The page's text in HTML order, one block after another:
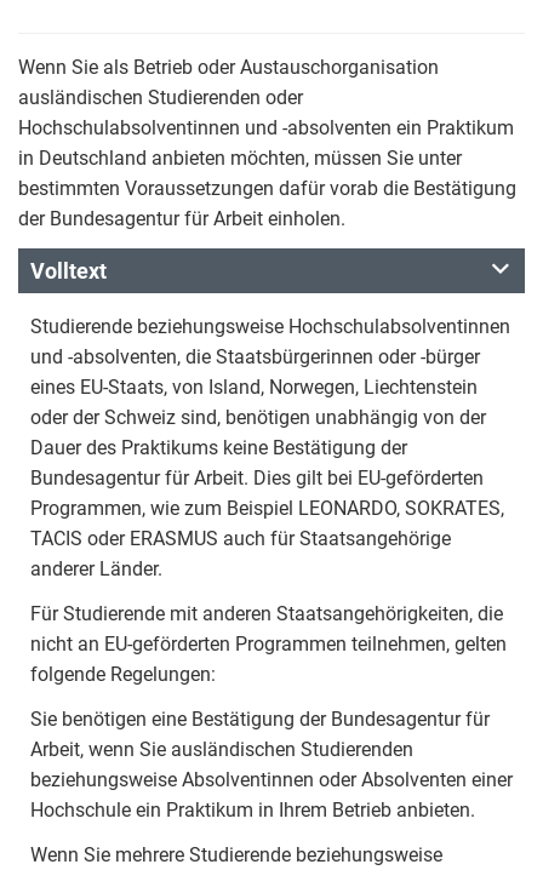
Wenn Sie als Betrieb oder Austauschorganisation
ausländischen Studierenden oder
Hochschulabsolventinnen und -absolventen ein Praktikum
in Deutschland anbieten möchten, müssen Sie unter
bestimmten Voraussetzungen dafür vorab die Bestätigung
der Bundesagentur für Arbeit einholen.
Volltext
Studierende beziehungsweise Hochschulabsolventinnen
und -absolventen, die Staatsbürgerinnen oder -bürger
eines EU-Staats, von Island, Norwegen, Liechtenstein
oder der Schweiz sind, benötigen unabhängig von der
Dauer des Praktikums keine Bestätigung der
Bundesagentur für Arbeit. Dies gilt bei EU-geförderten
Programmen, wie zum Beispiel LEONARDO, SOKRATES,
TACIS oder ERASMUS auch für Staatsangehörige
anderer Länder.
Für Studierende mit anderen Staatsangehörigkeiten, die
nicht an EU-geförderten Programmen teilnehmen, gelten
folgende Regelungen:
Sie benötigen eine Bestätigung der Bundesagentur für
Arbeit, wenn Sie ausländischen Studierenden
beziehungsweise Absolventinnen oder Absolventen einer
Hochschule ein Praktikum in Ihrem Betrieb anbieten.
Wenn Sie mehrere Studierende beziehungsweise